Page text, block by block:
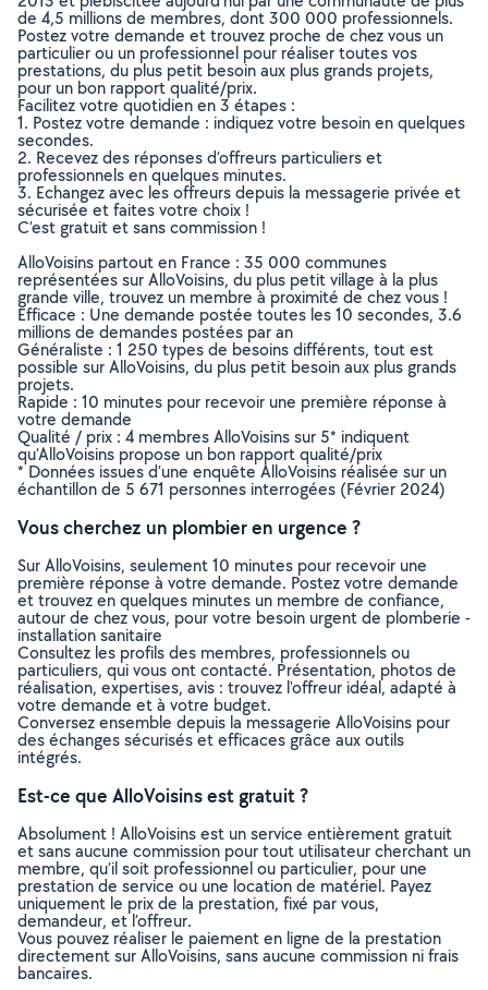
de 4,5 millions de membres, dont 300 000 professionnels.
Postez votre demande et trouvez proche de chez vous un
particulier ou un professionnel pour réaliser toutes vos
prestations, du plus petit besoin aux plus grands projets,
pour un bon rapport qualité/prix.
Facilitez votre quotidien en 3 étapes :
1. Postez votre demande : indiquez votre besoin en quelques
secondes.
2. Recevez des réponses d’offreurs particuliers et
professionnels en quelques minutes.
3. Echangez avec les offreurs depuis la messagerie privée et
sécurisée et faites votre choix !
C’est gratuit et sans commission !
AlloVoisins partout en France : 35 000 communes
représentées sur AlloVoisins, du plus petit village à la plus
grande ville, trouvez un membre à proximité de chez vous !
Efficace : Une demande postée toutes les 10 secondes, 3.6
millions de demandes postées par an
Généraliste : 1 250 types de besoins différents, tout est
possible sur AlloVoisins, du plus petit besoin aux plus grands
projets.
Rapide : 10 minutes pour recevoir une première réponse à
votre demande
Qualité / prix : 4 membres AlloVoisins sur 5* indiquent
qu’AlloVoisins propose un bon rapport qualité/prix
* Données issues d’une enquête AlloVoisins réalisée sur un
échantillon de 5 671 personnes interrogées (Février 2024)
Vous cherchez un plombier en urgence ?
Sur AlloVoisins, seulement 10 minutes pour recevoir une
première réponse à votre demande. Postez votre demande
et trouvez en quelques minutes un membre de confiance,
autour de chez vous, pour votre besoin urgent de plomberie -
installation sanitaire
Consultez les profils des membres, professionnels ou
particuliers, qui vous ont contacté. Présentation, photos de
réalisation, expertises, avis : trouvez l'offreur idéal, adapté à
votre demande et à votre budget.
Conversez ensemble depuis la messagerie AlloVoisins pour
des échanges sécurisés et efficaces grâce aux outils
intégrés.
Est-ce que AlloVoisins est gratuit ?
Absolument ! AlloVoisins est un service entièrement gratuit
et sans aucune commission pour tout utilisateur cherchant un
membre, qu’il soit professionnel ou particulier, pour une
prestation de service ou une location de matériel. Payez
uniquement le prix de la prestation, fixé par vous,
demandeur, et l’offreur.
Vous pouvez réaliser le paiement en ligne de la prestation
directement sur AlloVoisins, sans aucune commission ni frais
bancaires.